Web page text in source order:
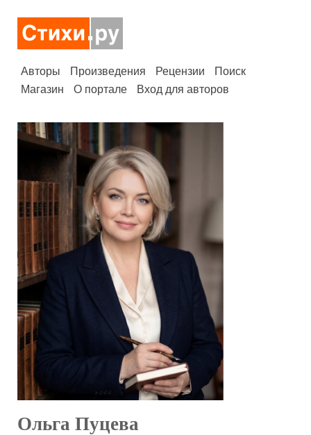
Авторы Произведения Рецензии
Поиск
Магазин
О портале Вход для авторов
Ольга Пуцева